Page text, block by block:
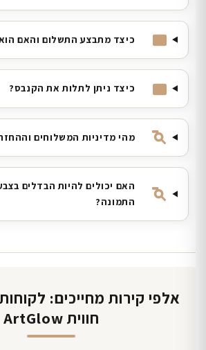
כיצד מתבצע התשלום והאם
כיצד ניתן לתלות את הקנבס?
מהי מדיניות המשלוחים
האם יכולים להיות הבדלים
התמונה?
אלפי קירות מחייכים:
חווית ArtGlow